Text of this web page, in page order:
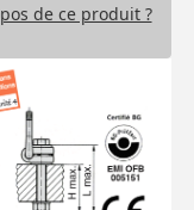
de ce produit ?